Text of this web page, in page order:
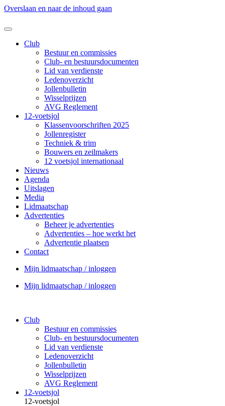
Overslaan en naar de inhoud gaan
Club
Bestuur en commissies
Club- en bestuursdocumenten
Lid van verdienste
Ledenoverzicht
Jollenbulletin
Wisselprijzen
AVG Reglement
12-voetsjol
Klassenvoorschriften 2025
Jollenregister
Techniek & trim
Bouwers en zeilmakers
12 voetsjol internationaal
Nieuws
Agenda
Uitslagen
Media
Lidmaatschap
Advertenties
Beheer je advertenties
Advertenties – hoe werkt het
Advertentie plaatsen
Contact
Mijn lidmaatschap / inloggen
Mijn lidmaatschap / inloggen
Club
Bestuur en commissies
Club- en bestuursdocumenten
Lid van verdienste
Ledenoverzicht
Jollenbulletin
Wisselprijzen
AVG Reglement
12-voetsjol
12-voetsjol